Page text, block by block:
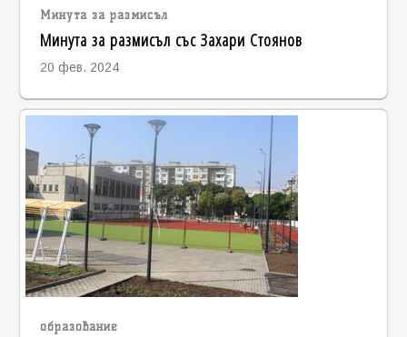
Минута за размисъл
Минута за размисъл със Захари Стоянов
20 фев. 2024
образование